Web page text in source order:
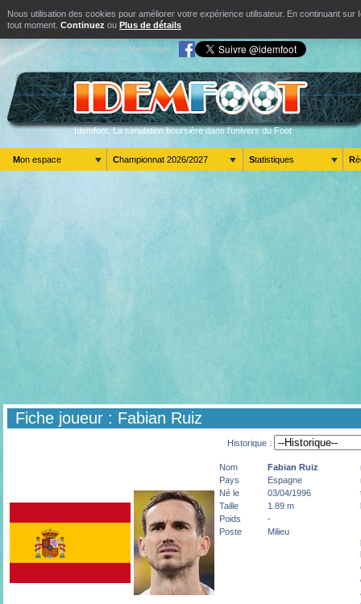
Nous utilisation des cookies pour améliorer votre expérience utilisateur. En continuant
tout moment. Continuez ou Plus de détails
Aller au contenu Aller au menu Mon compte
Idemfoot. La simulation boursière dans l'univers du Foot
Mon espace Championnat 2026/2027 Statistiques
Fiche joueur : Fabian Ruiz
Historique :
Nom Fabian Ruiz
Pays
Espagne
Né le
03/04/1996
Taille
1.89 m
Poids
-
Poste
Milieu